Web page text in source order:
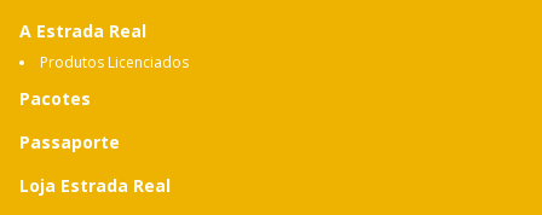
A Estrada Real
Produtos Licenciados
Pacotes
Passaporte
Loja Estrada Real